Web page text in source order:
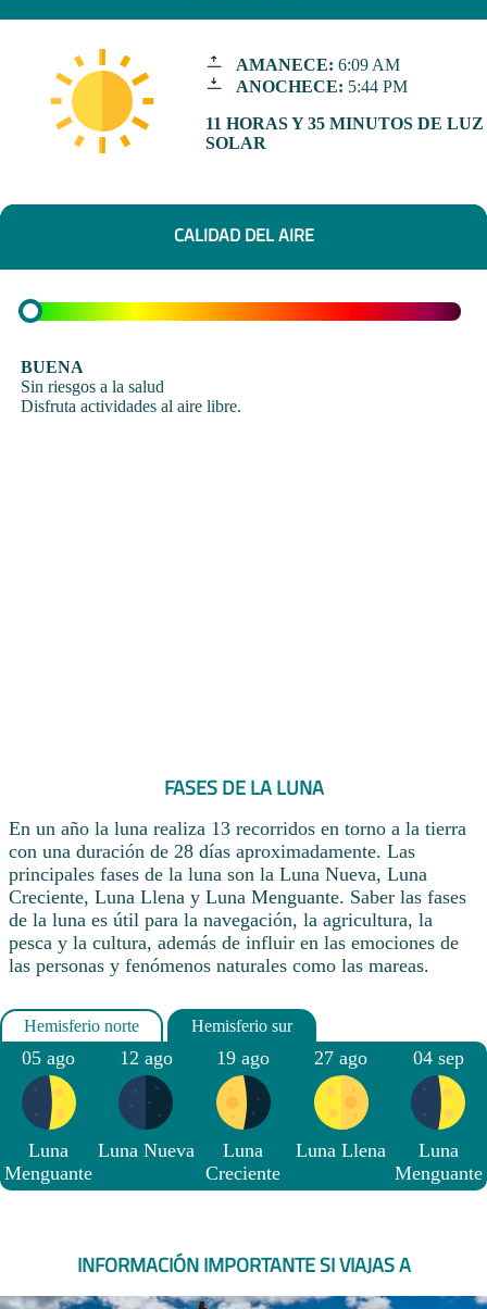
AMANECE: 6:09 AM
ANOCHECE: 5:44 PM
11 HORAS Y 35 MINUTOS DE LUZ
SOLAR
CALIDAD DEL AIRE
BUENA
Sin riesgos a la salud
Disfruta actividades al aire libre.
FASES DE LA LUNA
En un año la luna realiza 13 recorridos en torno a la tierra
con una duración de 28 días aproximadamente. Las
principales fases de la luna son la Luna Nueva, Luna
Creciente, Luna Llena y Luna Menguante. Saber las fases
de la luna es útil para la navegación, la agricultura, la
pesca y la cultura, además de influir en las emociones de
las personas y fenómenos naturales como las mareas.
05 ago
Luna
Menguante
12 ago
Luna Nueva
19 ago
Luna
Creciente
27 ago
Luna Llena
04 sep
Luna
Menguante
INFORMACIÓN IMPORTANTE SI VIAJAS A